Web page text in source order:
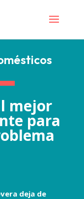
mejor
para
deja de